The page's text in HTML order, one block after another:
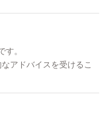
、「亀井さんに
けることが多い
取り組み】 とり
れていないもの
を契約して情報
の値動きやその
。
アドバイスを受けるこ